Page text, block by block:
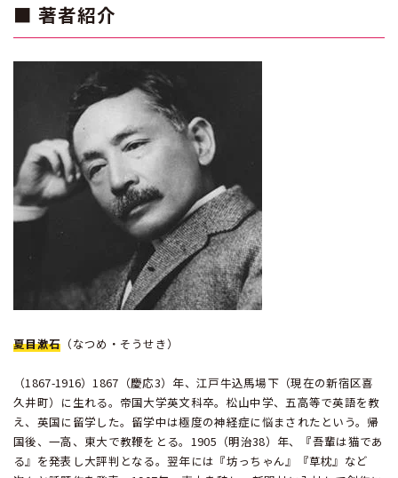
■ 著者紹介
夏目漱石 （なつめ・そうせき）
（1867-1916）1867（慶応3）年、江戸牛込馬場下（現在の新宿区喜
久井町）に生れる。帝国大学英文科卒。松山中学、五高等で英語を教
え、英国に留学した。留学中は極度の神経症に悩まされたという。帰
国後、一高、東大で教鞭をとる。1905（明治38）年、『吾輩は猫であ
る』を発表し大評判となる。翌年には『坊っちゃん』『草枕』など